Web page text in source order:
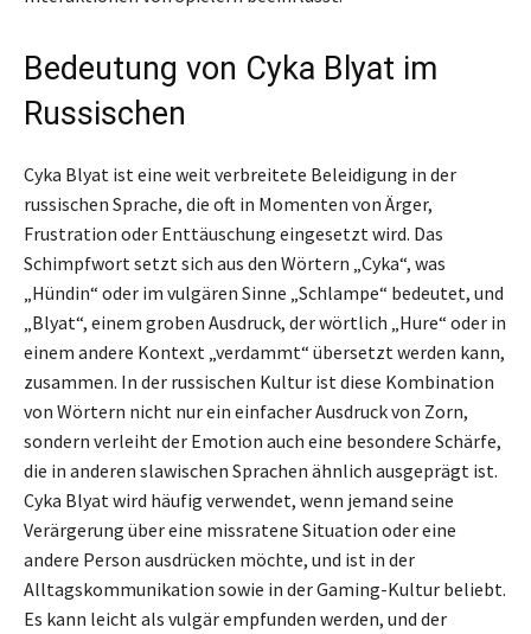
Bedeutung von Cyka Blyat im
Russischen
Cyka Blyat ist eine weit verbreitete Beleidigung in der
russischen Sprache, die oft in Momenten von Ärger,
Frustration oder Enttäuschung eingesetzt wird. Das
Schimpfwort setzt sich aus den Wörtern „Cyka“, was
„Hündin“ oder im vulgären Sinne „Schlampe“ bedeutet, und
„Blyat“, einem groben Ausdruck, der wörtlich „Hure“ oder in
einem andere Kontext „verdammt“ übersetzt werden kann,
zusammen. In der russischen Kultur ist diese Kombination
von Wörtern nicht nur ein einfacher Ausdruck von Zorn,
sondern verleiht der Emotion auch eine besondere Schärfe,
die in anderen slawischen Sprachen ähnlich ausgeprägt ist.
Cyka Blyat wird häufig verwendet, wenn jemand seine
Verärgerung über eine missratene Situation oder eine
andere Person ausdrücken möchte, und ist in der
Alltagskommunikation sowie in der Gaming-Kultur beliebt.
Es kann leicht als vulgär empfunden werden, und der